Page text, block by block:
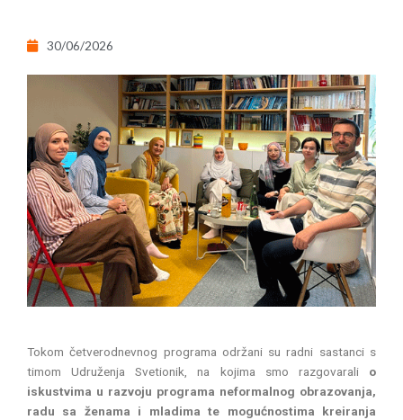
30/06/2026
Tokom četverodnevnog programa održani su radni sastanci s
timom Udruženja Svetionik, na kojima smo razgovarali o
iskustvima u razvoju programa neformalnog obrazovanja,
radu sa ženama i mladima te mogućnostima kreiranja